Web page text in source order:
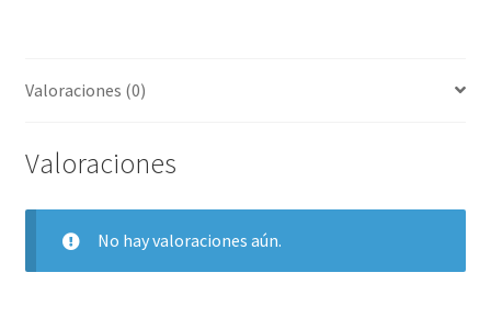
Valoraciones (0)
Valoraciones
No hay valoraciones aún.